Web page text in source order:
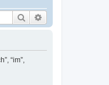
Hľadať
“im”,